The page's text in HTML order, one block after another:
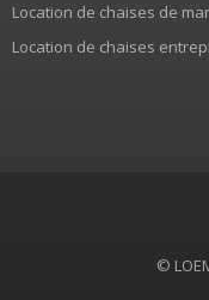
Location de chaises de
Location de chaises
©